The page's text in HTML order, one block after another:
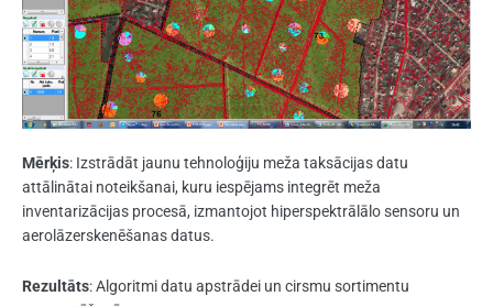
Mērķis: Izstrādāt jaunu tehnoloģiju meža taksācijas datu
attālinātai noteikšanai, kuru iespējams integrēt meža
inventarizācijas procesā, izmantojot hiperspektrālālo sensoru un
aerolāzerskenēšanas datus.
Rezultāts: Algoritmi datu apstrādei un cirsmu sortimentu